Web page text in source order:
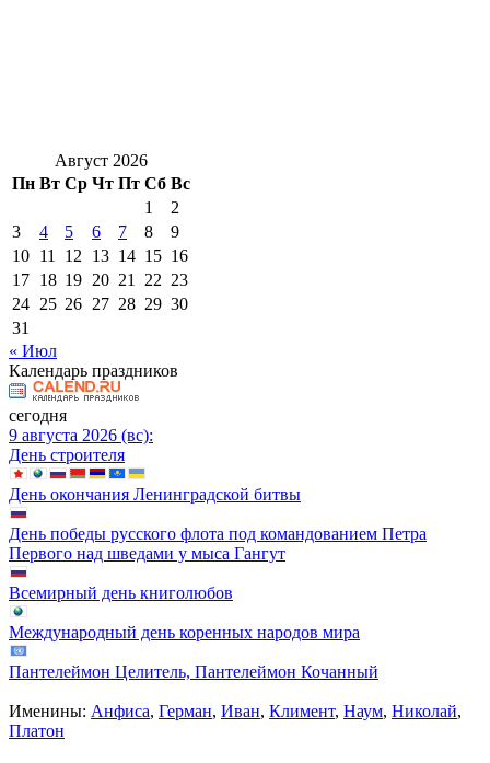
Август 2026
Пн Вт Ср Чт Пт Сб Вс
1
2
3
4 5 6 7 8
9
10 11 12 13 14 15 16
17 18 19 20 21 22 23
24 25 26 27 28 29 30
31
« Июл
Календарь праздников
сегодня
9 августа 2026 (вс):
День строителя
День окончания Ленинградской битвы
День победы русского флота под командованием Петра
Первого над шведами у мыса Гангут
Всемирный день книголюбов
Международный день коренных народов мира
Пантелеймон Целитель, Пантелеймон Кочанный
Именины: Анфиса, Герман, Иван, Климент, Наум, Николай,
Платон